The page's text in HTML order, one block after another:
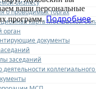
бизнесу
о проводимых торгах
карта Московской
орган
документы
заседаний
деятельности
ваши персональные
программ.Подробнее.